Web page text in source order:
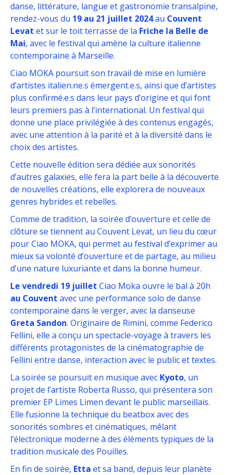
danse, littérature, langue et gastronomie transalpine,
rendez-vous du 19 au 21 juillet 2024au Couvent
Levat et sur le toit terrasse de la Friche la Belle de
Mai, avec le festival qui amène la culture italienne
contemporaine à Marseille.
Ciao MOKA poursuit son travail de mise en lumière
d’artistes italien.ne.s émergent.e.s, ainsi que d’artistes
plus confirmé.e.s dans leur pays d’origine et qui font
leurs premiers pas à l’international. Un festival qui
donne une place privilégiée à des contenus engagés,
avec une attention à la parité et à la diversité dans le
choix des artistes.
Cette nouvelle édition sera dédiée aux sonorités
d’autres galaxies, elle fera la part belle à la découverte
de nouvelles créations, elle explorera de nouveaux
genres hybrides et rebelles.
Comme de tradition, la soirée d’ouverture et celle de
clôture se tiennent au Couvent Levat, un lieu du cœur
pour Ciao MOKA, qui permet au festival d’exprimer au
mieux sa volonté d’ouverture et de partage, au milieu
d’une nature luxuriante et dans la bonne humeur.
Le vendredi 19 juillet Ciao Moka ouvre le bal à 20h
au Couvent avec une performance solo de danse
contemporaine dans le verger, avec la danseuse
Greta Sandon. Originaire de Rimini, comme Federico
Fellini, elle a conçu un spectacle-voyage à travers les
différents protagonistes de la cinématographie de
Fellini entre danse, interaction avec le public et textes.
La soirée se poursuit en musique avec Kyoto, un
projet de l’artiste Roberta Russo, qui présentera son
premier EP Limes Limen devant le public marseillais.
Elle fusionne la technique du beatbox avec des
sonorités sombres et cinématiques, mêlant
l’électronique moderne à des éléments typiques de la
tradition musicale des Pouilles.
En fin de soirée, Etta et sa band, depuis leur planète